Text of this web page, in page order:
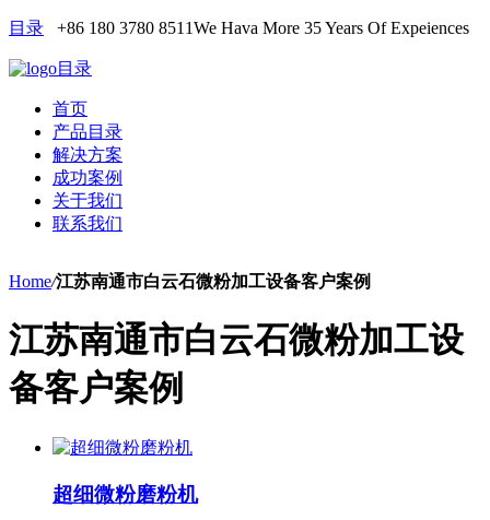
目录 +86 180 3780 8511We Hava More 35 Years Of Expeiences
目录
首页
产品目录
解决方案
成功案例
关于我们
联系我们
Home/江苏南通市白云石微粉加工设备客户案例
江苏南通市白云石微粉加工设
备客户案例
超细微粉磨粉机